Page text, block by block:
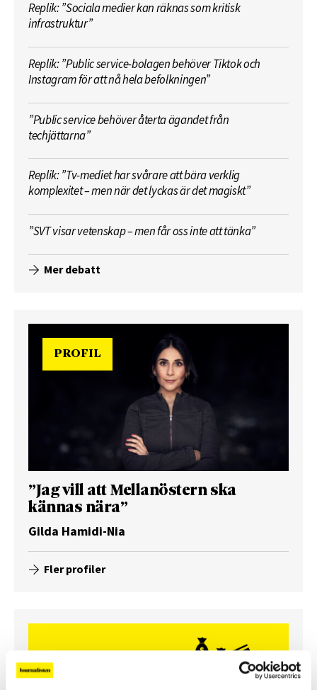
Replik: ”Sociala medier kan räknas som kritisk
infrastruktur”
Replik: ”Public service-bolagen behöver Tiktok och
Instagram för att nå hela befolkningen”
”Public service behöver återta ägandet från
techjättarna”
Replik: ”Tv-mediet har svårare att bära verklig
komplexitet – men när det lyckas är det magiskt”
”SVT visar vetenskap – men får oss inte att tänka”
Mer debatt
PROFIL
”Jag vill att Mellanöstern ska
kännas nära”
Gilda Hamidi-Nia
Fler profiler